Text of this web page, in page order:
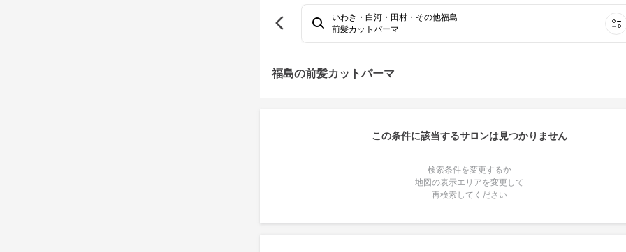
いわき・白河・田村・その他福島
前髪カットパーマ
福島の前髪カットパーマ
この条件に該当するサロンは見つかりません
検索条件を変更するか
地図の表示エリアを変更して
再検索してください